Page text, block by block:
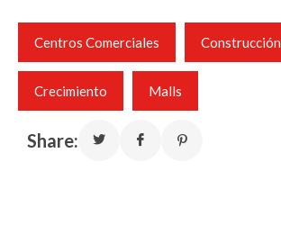
Centros Comerciales Construcción
Crecimiento Malls
Share: